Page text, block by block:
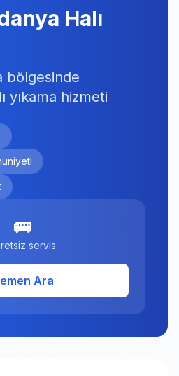
Halı
bölgesinde
yıkama hizmeti
🚌
servis
Ara